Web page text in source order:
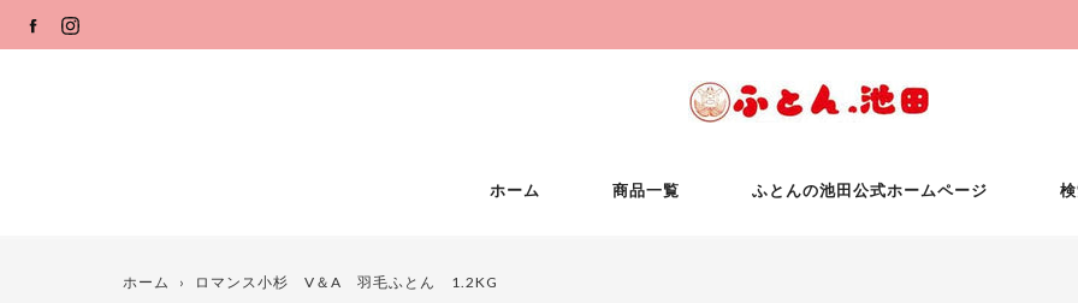
ン
FACEBOOK
INSTAGRAM
ホーム 商品一覧 ふとんの池田公式ホームページ
ホーム › ロマンス小杉 V＆A 羽毛ふとん 1.2KG